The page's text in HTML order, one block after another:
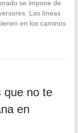
se impone de
Las líneas
en los caminos
que no te
en